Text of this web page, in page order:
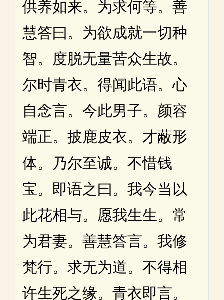
供养如来。为求何等。善
慧答曰。为欲成就一切种
智。度脱无量苦众生故。
尔时青衣。得闻此语。心
自念言。今此男子。颜容
端正。披鹿皮衣。才蔽形
体。乃尔至诚。不惜钱
宝。即语之曰。我今当以
此花相与。愿我生生。常
为君妻。善慧答言。我修
梵行。求无为道。不得相
许生死之缘。青衣即言。